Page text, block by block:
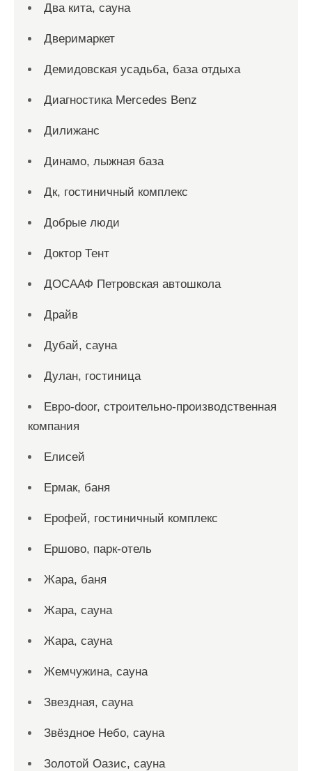
Два кита, сауна
Дверимаркет
Демидовская усадьба, база отдыха
Диагностика Mercedes Benz
Дилижанс
Динамо, лыжная база
Дк, гостиничный комплекс
Добрые люди
Доктор Тент
ДОСААФ Петровская автошкола
Драйв
Дубай, сауна
Дулан, гостиница
Евро-door, строительно-производственная
компания
Елисей
Ермак, баня
Ерофей, гостиничный комплекс
Ершово, парк-отель
Жара, баня
Жара, сауна
Жара, сауна
Жемчужина, сауна
Звездная, сауна
Звёздное Небо, сауна
Золотой Оазис, сауна